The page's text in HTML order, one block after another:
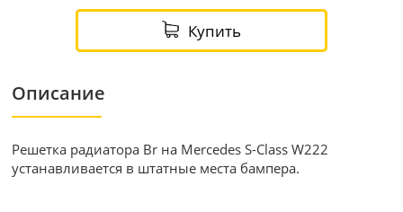
Купить
Описание
Решетка радиатора Br на Mercedes S-Class W222
устанавливается в штатные места бампера.